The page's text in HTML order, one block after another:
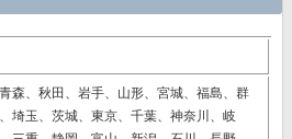
森、秋田、岩手、山形、宮城、福島、群
埼玉、茨城、東京、千葉、神奈川、岐